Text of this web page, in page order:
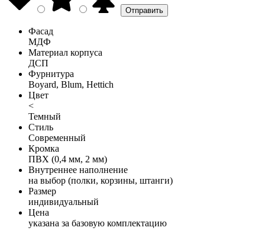
Фасад
МДФ
Материал корпуса
ДСП
Фурнитура
Boyard, Blum, Hettich
Цвет
<
Темный
Стиль
Современный
Кромка
ПВХ (0,4 мм, 2 мм)
Внутреннее наполнение
на выбор (полки, корзины, штанги)
Размер
индивидуальный
Цена
указана за базовую комплектацию